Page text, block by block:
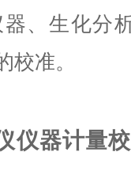
、生化分
准。
仪器计量